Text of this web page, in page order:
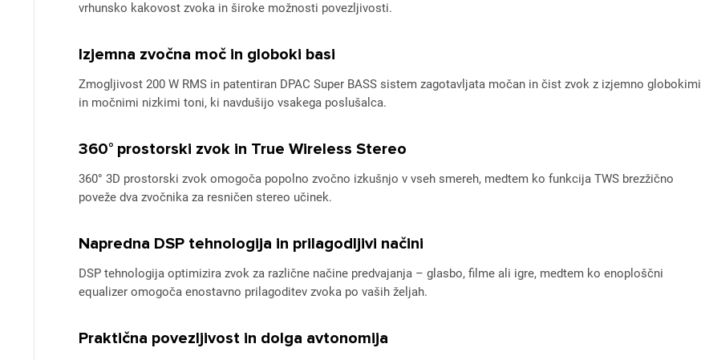
vrhunsko kakovost zvoka in široke možnosti povezljivosti.
Izjemna zvočna moč in globoki basi
Zmogljivost 200 W RMS in patentiran DPAC Super BASS sistem zagotavljata močan in čist zvok z izjemno globokimi
in močnimi nizkimi toni, ki navdušijo vsakega poslušalca.
360° prostorski zvok in True Wireless Stereo
360° 3D prostorski zvok omogoča popolno zvočno izkušnjo v vseh smereh, medtem ko funkcija TWS brezžično
poveže dva zvočnika za resničen stereo učinek.
Napredna DSP tehnologija in prilagodljivi načini
DSP tehnologija optimizira zvok za različne načine predvajanja – glasbo, filme ali igre, medtem ko enoploščni
equalizer omogoča enostavno prilagoditev zvoka po vaših željah.
Praktična povezljivost in dolga avtonomija